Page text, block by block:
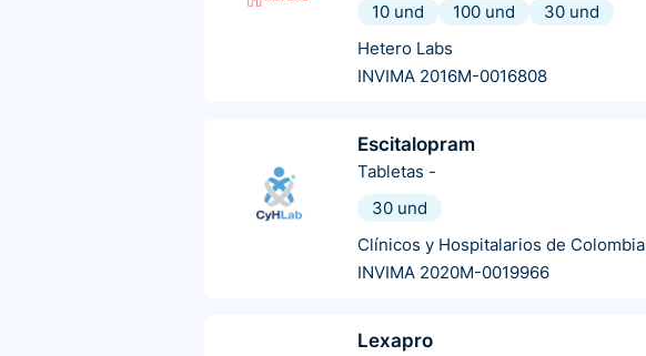
10 und
100 und
30 und
Hetero Labs
INVIMA 2016M-0016808
Escitalopram
Tabletas -
30 und
Clínicos y Hospitalarios de Colombia
INVIMA 2020M-0019966
Lexapro